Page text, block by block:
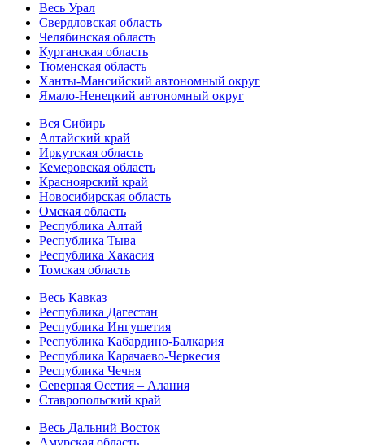
Весь Урал
Свердловская область
Челябинская область
Курганская область
Тюменская область
Ханты-Мансийский автономный округ
Ямало-Ненецкий автономный округ
Вся Сибирь
Алтайский край
Иркутская область
Кемеровская область
Красноярский край
Новосибирская область
Омская область
Республика Алтай
Республика Тыва
Республика Хакасия
Томская область
Весь Кавказ
Республика Дагестан
Республика Ингушетия
Республика Кабардино-Балкария
Республика Карачаево-Черкесия
Республика Чечня
Северная Осетия – Алания
Ставропольский край
Весь Дальний Восток
Амурская область